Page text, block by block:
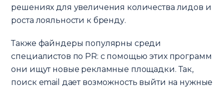
решениях для увеличения количества лидов и
роста лояльности к бренду.
Также файндеры популярны среди
специалистов по PR: с помощью этих программ
они ищут новые рекламные площадки. Так,
поиск email дает возможность выйти на нужные